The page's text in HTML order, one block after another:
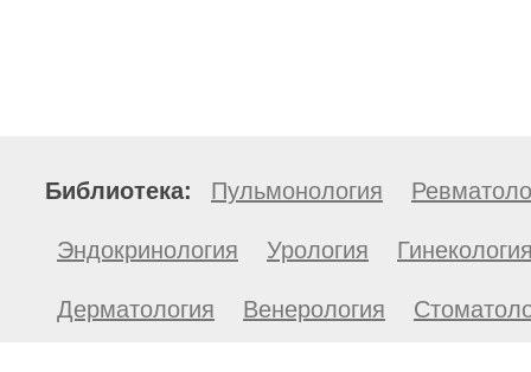
Библиотека: Пульмонология
Эндокринология Урология
Дерматология Венерология